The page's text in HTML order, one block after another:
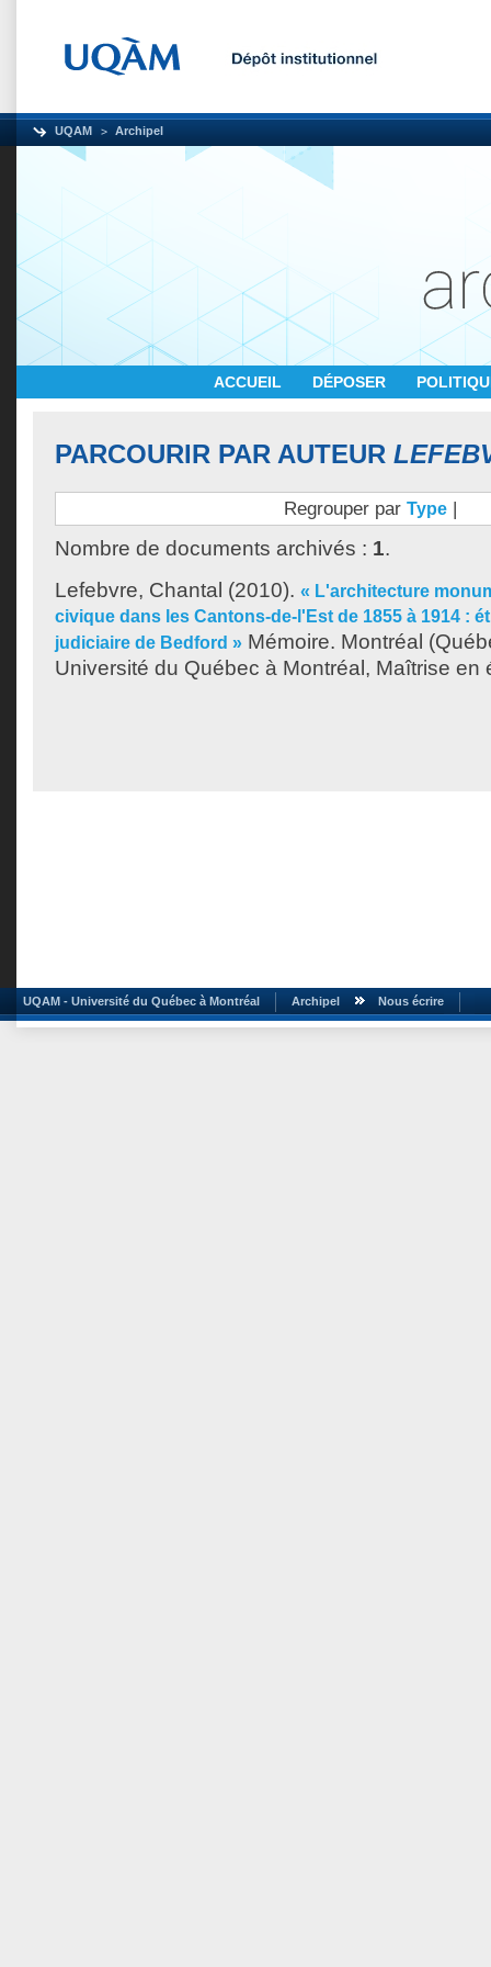
UQAM Archipel
ACCUEIL DÉPOSER
PARCOURIR PAR AUTEUR
Regrouper par Type |
Nombre de documents archivés : 1.
Lefebvre, Chantal (2010). « L'architecture
civique dans les Cantons-de-l'Est de 1855 à 1914 :
judiciaire de Bedford » Mémoire. Montréal
Université du Québec à Montréal, Maîtrise en
UQAM - Université du Québec à Montréal Archipel Nous écrire